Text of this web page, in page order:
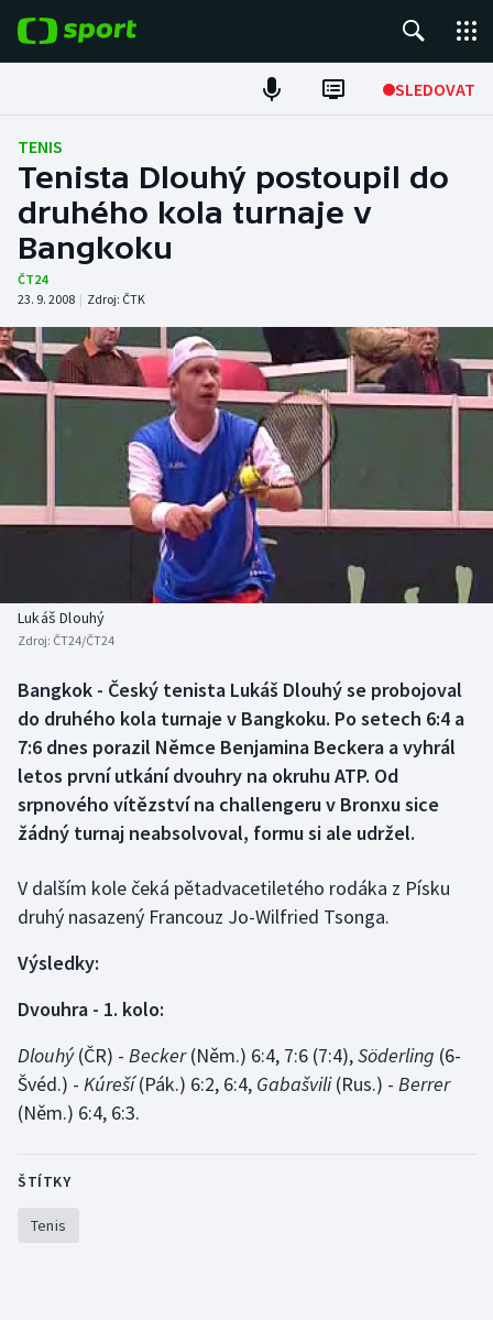
SLEDOVAT
Fotbal
Hokej
Tenis
Atletika
Cyklistika
DALŠÍ SPORTY
Americký fotbal
Baseball a softbal
Biatlon
Box
Curling
Dostihy
Florbal
Futsal
Házená
NEPŘEHLÉDNĚTE
Soutěže
Historické návraty
Aplikace ČT sport
TENIS
Tenista Dlouhý postoupil do
druhého kola turnaje v
Bangkoku
ČT24
23. 9. 2008 | Zdroj: ČTK
Lukáš Dlouhý
Zdroj: ČT24/ČT24
Bangkok - Český tenista Lukáš Dlouhý se probojoval
do druhého kola turnaje v Bangkoku. Po setech 6:4 a
7:6 dnes porazil Němce Benjamina Beckera a vyhrál
letos první utkání dvouhry na okruhu ATP. Od
srpnového vítězství na challengeru v Bronxu sice
žádný turnaj neabsolvoval, formu si ale udržel.
V dalším kole čeká pětadvacetiletého rodáka z Písku
druhý nasazený Francouz Jo-Wilfried Tsonga.
Výsledky:
Dvouhra - 1. kolo:
Dlouhý(ČR) - Becker(Něm.) 6:4, 7:6 (7:4),Söderling (6-
Švéd.) - Kúreší(Pák.) 6:2, 6:4, Gabašvili(Rus.) - Berrer
(Něm.) 6:4, 6:3.
ŠTÍTKY
Tenis